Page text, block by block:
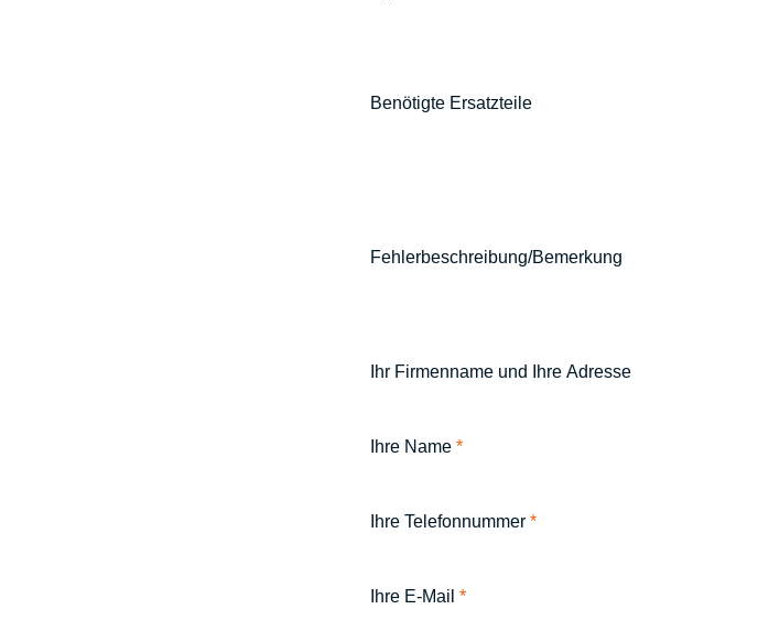
Benötigte Ersatzteile
Fehlerbeschreibung/Bemerkung
Ihr Firmenname und Ihre Adresse
Ihre Name*
Ihre Telefonnummer*
Ihre E-Mail*